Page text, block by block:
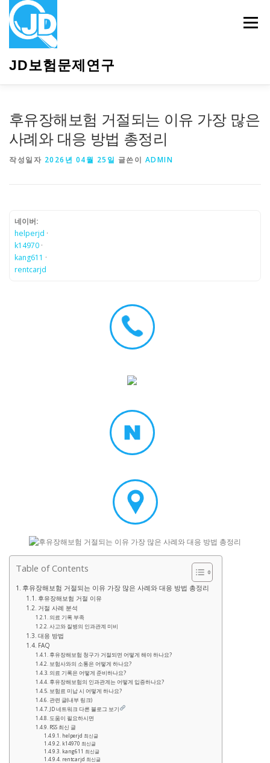
JD보험문제연구
메뉴
후유장해보험 거절되는 이유 가장 많은
사례와 대응 방법 총정리
작성일자 2026년 04월 25일 글쓴이 ADMIN
네이버:
helperjd ·
k14970 ·
kang611 ·
rentcarjd
Table of Contents
후유장해보험 거절되는 이유 가장 많은 사례와 대응 방법 총정리
후유장해보험 거절 이유
거절 사례 분석
의료 기록 부족
사고와 질병의 인과관계 미비
대응 방법
FAQ
후유장해보험 청구가 거절되면 어떻게 해야 하나요?
보험사와의 소통은 어떻게 하나요?
의료 기록은 어떻게 준비하나요?
후유장해보험의 인과관계는 어떻게 입증하나요?
보험료 미납 시 어떻게 하나요?
관련 글(내부 링크)
JD 네트워크 다른 블로그 보기
도움이 필요하시면
RSS 최신 글
helperjd 최신글
k14970 최신글
kang611 최신글
rentcarjd 최신글